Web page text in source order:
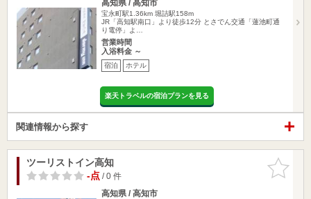
高知県 / 高知市
宝永町駅1.36km 堀詰駅158m
JR「高知駅南口」より徒歩12分 とさでん交通「蓮池町通
り電停」よ…
営業時間
入浴料金 ～
宿泊 ホテル
楽天トラベルの宿泊プランを見る
関連情報から探す
お気に入
りに追加
ツーリストイン高知
-点/ 0 件
高知県 / 高知市